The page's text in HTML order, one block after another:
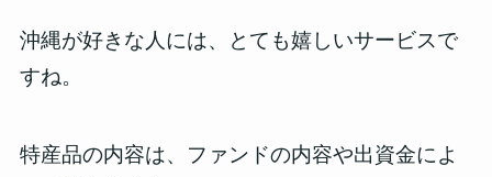
沖縄が好きな人には、とても嬉しいサービスで
すね。
特産品の内容は、ファンドの内容や出資金によ